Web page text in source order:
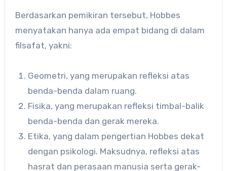
Berdasarkan pemikiran tersebut, Hobbes
menyatakan hanya ada empat bidang di dalam
filsafat, yakni:
Geometri, yang merupakan refleksi atas
benda-benda dalam ruang.
Fisika, yang merupakan refleksi timbal-balik
benda-benda dan gerak mereka.
Etika, yang dalam pengertian Hobbes dekat
dengan psikologi. Maksudnya, refleksi atas
hasrat dan perasaan manusia serta gerak-